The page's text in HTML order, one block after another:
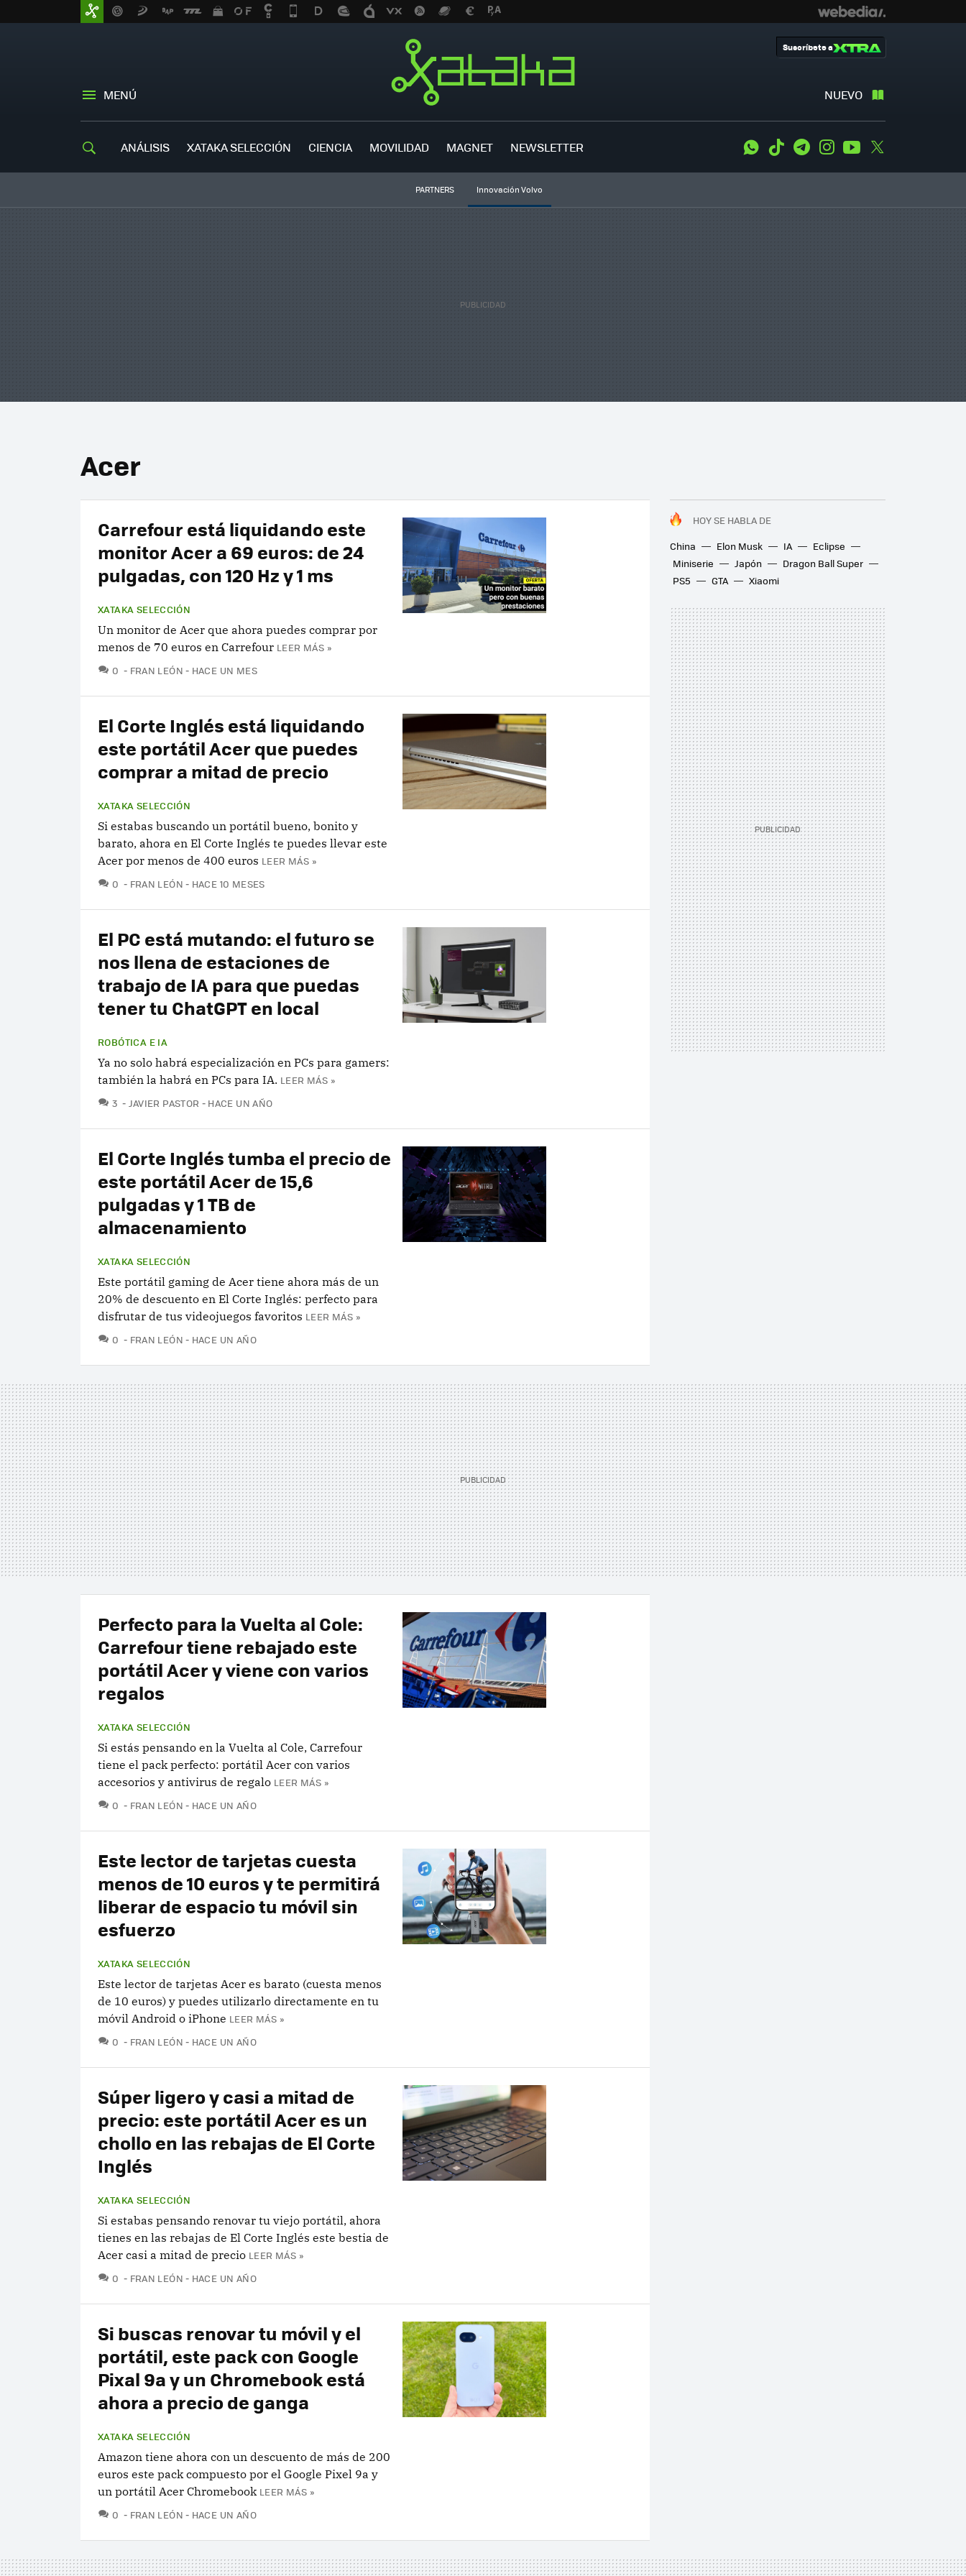
MENÚ NUEVO
Suscríbete a
ANÁLISIS XATAKA SELECCIÓN CIENCIA MOVILIDAD MAGNET NEWSLETTER WhatsApp
Tiktok TelegramInstagramYoutube
PARTNERS Innovación Volvo
Acer
HOY SE HABLA DE
China
Elon Musk IA
Eclipse
Miniserie
Japón
Dragon Ball Super
PS5
GTA Xiaomi
Carrefour está liquidando este
monitor Acer a 69 euros: de 24
pulgadas, con 120 Hz y 1 ms
XATAKA SELECCIÓN
Un monitor de Acer que ahora puedes comprar por
menos de 70 euros en Carrefour LEER MÁS »
0 COMENTARIOS
FRAN LEÓN HACE UN MES
El Corte Inglés está liquidando
este portátil Acer que puedes
comprar a mitad de precio
XATAKA SELECCIÓN
Si estabas buscando un portátil bueno, bonito y
barato, ahora en El Corte Inglés te puedes llevar este
Acer por menos de 400 euros LEER MÁS »
0 COMENTARIOS
FRAN LEÓN HACE 10 MESES
El PC está mutando: el futuro se
nos llena de estaciones de
trabajo de IA para que puedas
tener tu ChatGPT en local
ROBÓTICA E IA
Ya no solo habrá especialización en PCs para gamers:
también la habrá en PCs para IA. LEER MÁS »
3 COMENTARIOS
JAVIER PASTOR HACE UN AÑO
El Corte Inglés tumba el precio de
este portátil Acer de 15,6
pulgadas y 1 TB de
almacenamiento
XATAKA SELECCIÓN
Este portátil gaming de Acer tiene ahora más de un
20% de descuento en El Corte Inglés: perfecto para
disfrutar de tus videojuegos favoritos LEER MÁS »
0 COMENTARIOS
FRAN LEÓN HACE UN AÑO
Perfecto para la Vuelta al Cole:
Carrefour tiene rebajado este
portátil Acer y viene con varios
regalos
XATAKA SELECCIÓN
Si estás pensando en la Vuelta al Cole, Carrefour
tiene el pack perfecto: portátil Acer con varios
accesorios y antivirus de regalo LEER MÁS »
0 COMENTARIOS
FRAN LEÓN HACE UN AÑO
Este lector de tarjetas cuesta
menos de 10 euros y te permitirá
liberar de espacio tu móvil sin
esfuerzo
XATAKA SELECCIÓN
Este lector de tarjetas Acer es barato (cuesta menos
de 10 euros) y puedes utilizarlo directamente en tu
móvil Android o iPhone LEER MÁS »
0 COMENTARIOS
FRAN LEÓN HACE UN AÑO
Súper ligero y casi a mitad de
precio: este portátil Acer es un
chollo en las rebajas de El Corte
Inglés
XATAKA SELECCIÓN
Si estabas pensando renovar tu viejo portátil, ahora
tienes en las rebajas de El Corte Inglés este bestia de
Acer casi a mitad de precio LEER MÁS »
0 COMENTARIOS
FRAN LEÓN HACE UN AÑO
Si buscas renovar tu móvil y el
portátil, este pack con Google
Pixal 9a y un Chromebook está
ahora a precio de ganga
XATAKA SELECCIÓN
Amazon tiene ahora con un descuento de más de 200
euros este pack compuesto por el Google Pixel 9a y
un portátil Acer Chromebook LEER MÁS »
0 COMENTARIOS
FRAN LEÓN HACE UN AÑO